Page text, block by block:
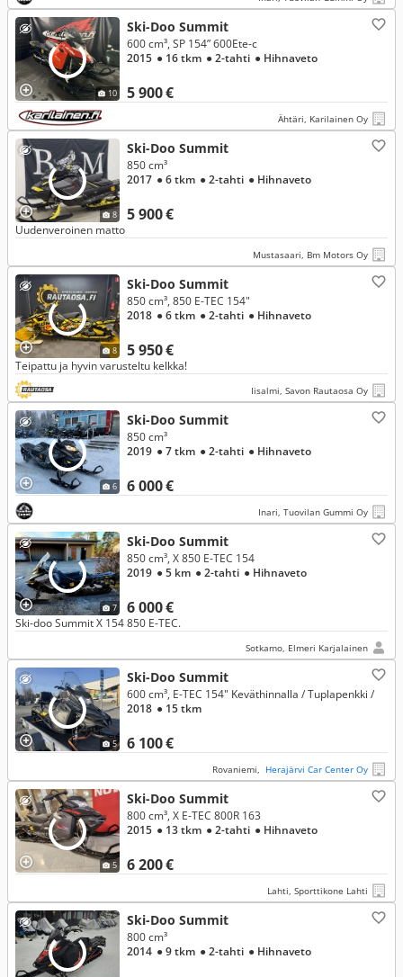
10
Ski-Doo Summit
5 900 €
600 cm³, SP 154” 600Ete-c
2015 ● 16 tkm ● 2-tahti ● Hihnaveto
Ähtäri, Karilainen Oy
8
Ski-Doo Summit
5 900 €
850 cm³
2017 ● 6 tkm ● 2-tahti ● Hihnaveto
Uudenveroinen matto
Mustasaari, Bm Motors Oy
8
Ski-Doo Summit
5 950 €
850 cm³, 850 E-TEC 154"
2018 ● 6 tkm ● 2-tahti ● Hihnaveto
Teipattu ja hyvin varusteltu kelkka!
Iisalmi, Savon Rautaosa Oy
6
Ski-Doo Summit
6 000 €
850 cm³
2019 ● 7 tkm ● 2-tahti ● Hihnaveto
Inari, Tuovilan Gummi Oy
7
Ski-Doo Summit
6 000 €
850 cm³, X 850 E-TEC 154
2019 ● 5 km ● 2-tahti ● Hihnaveto
Ski-doo Summit X 154 850 E-TEC.
Sotkamo, Elmeri Karjalainen
5
Ski-Doo Summit
6 100 €
600 cm³, E-TEC 154" Keväthinnalla / Tuplapenkki /
2018 ● 15 tkm
Rovaniemi, Herajärvi Car Center Oy
5
Ski-Doo Summit
6 200 €
800 cm³, X E-TEC 800R 163
2015 ● 13 tkm ● 2-tahti ● Hihnaveto
Lahti, Sporttikone Lahti
Ski-Doo Summit
800 cm³
2014 ● 9 tkm ● 2-tahti ● Hihnaveto